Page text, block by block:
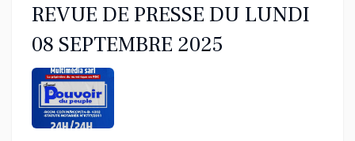
REVUE DE PRESSE DU LUNDI
08 SEPTEMBRE 2025